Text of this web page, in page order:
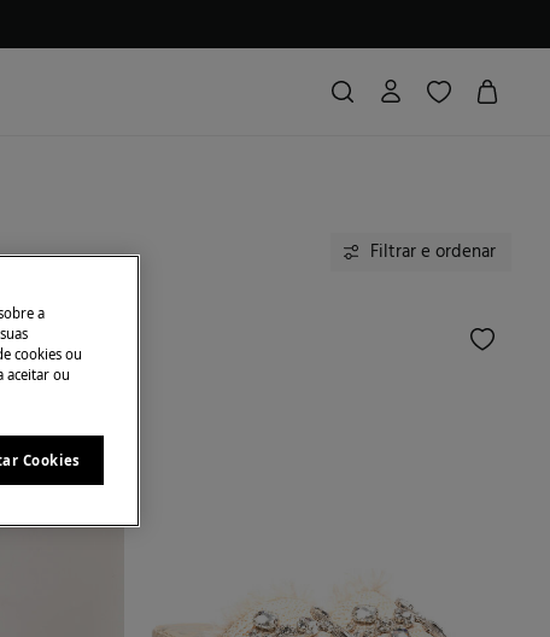
Filtrar e ordenar
a
cookies ou
aceitar ou
Cookies